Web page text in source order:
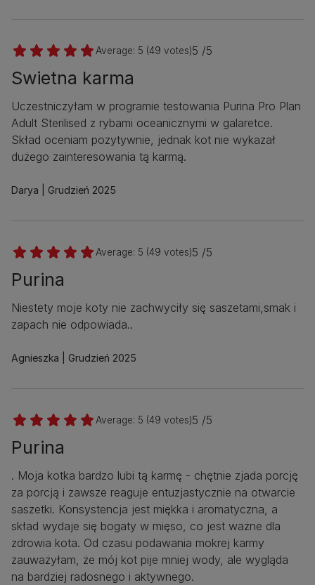
Average: 5 (49 votes)5 /5
Swietna karma
Uczestniczyłam w programie testowania Purina Pro Plan
Adult Sterilised z rybami oceanicznymi w galaretce.
Skład oceniam pozytywnie, jednak kot nie wykazał
dużego zainteresowania tą karmą.
Darya Grudzień 2025
Average: 5 (49 votes)5 /5
Purina
Niestety moje koty nie zachwyciły się saszetami,smak i
zapach nie odpowiada..
Agnieszka Grudzień 2025
Average: 5 (49 votes)5 /5
Purina
. Moja kotka bardzo lubi tą karmę - chętnie zjada porcję
za porcją i zawsze reaguje entuzjastycznie na otwarcie
saszetki. Konsystencja jest miękka i aromatyczna, a
skład wydaje się bogaty w mięso, co jest ważne dla
zdrowia kota. Od czasu podawania mokrej karmy
zauważyłam, że mój kot pije mniej wody, ale wygląda
na bardziej radosnego i aktywnego.